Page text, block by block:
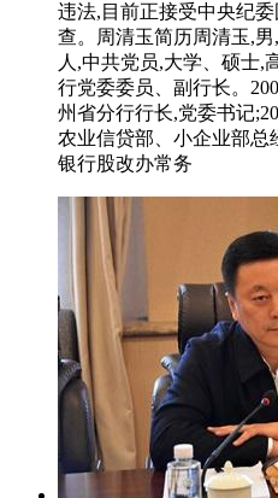
违法,目前正接受中央纪
查。周清玉简历周清玉,
人,中共党员,大学、硕士,
行党委委员、副行长。
州省分行行长,党委书记
农业信贷部、小企业部总
银行股改办常务